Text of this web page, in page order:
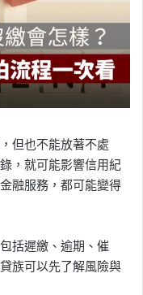
但也不能放著不處
，就可能影響信用紀
融服務，都可能變得
括遲繳、逾期、催
族可以先了解風險與